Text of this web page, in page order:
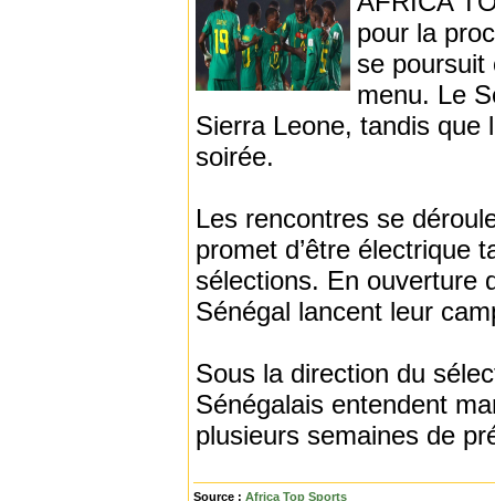
pour la
se poursuit
menu. Le
Sierra Leone, tandis que
soirée.
Les rencontres se
promet d’être électrique
sélections. En ouverture
Sénégal lancent leur
Sous la direction du
Sénégalais entendent
plusieurs semaines de
Source : Africa Top Sports